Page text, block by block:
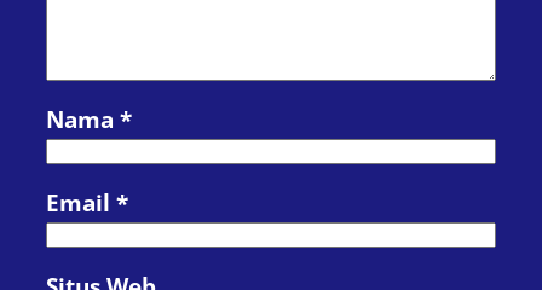
Nama *
Email *